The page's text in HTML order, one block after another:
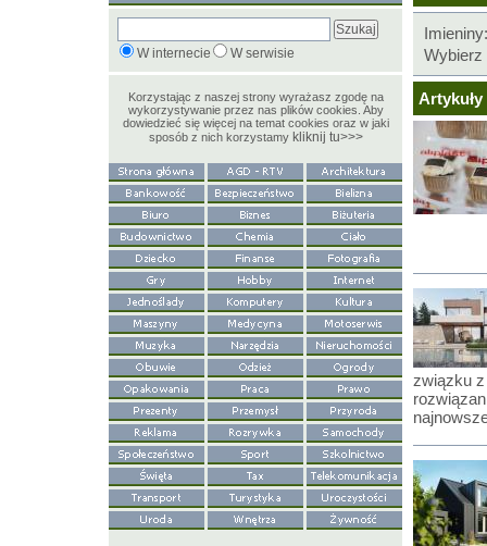
Wybierz
związku
W internecie W serwisie
Korzystając z naszej strony wyrażasz zgodę na
wykorzystywanie przez nas plików cookies. Aby
dowiedzieć się więcej na temat cookies oraz w jaki
sposób z nich korzystamy kliknij tu>>>